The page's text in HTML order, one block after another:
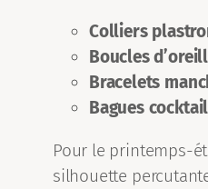
Colliers
Boucles
Bracelets
Bagues cocktail
Pour le printemps-
silhouette